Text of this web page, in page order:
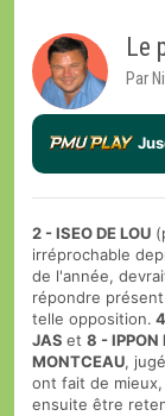
Le
Par
2 - ISEO DE LOU
irréprochable
de l'année,
répondre
telle opposition.
JAS et 8 - IPPON
MONTCEAU,
ont fait de
ensuite être